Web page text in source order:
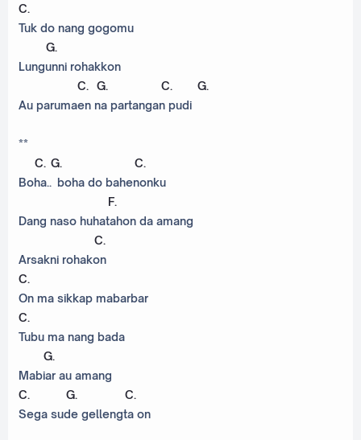
C.
Tuk do nang gogomu
G.
Lungunni rohakkon
C. G. C. G.
Au parumaen na partangan pudi
**
C. G. C.
Boha.. boha do bahenonku
F.
Dang naso huhatahon da amang
C.
Arsakni rohakon
C.
On ma sikkap mabarbar
C.
Tubu ma nang bada
G.
Mabiar au amang
C. G. C.
Sega sude gellengta on